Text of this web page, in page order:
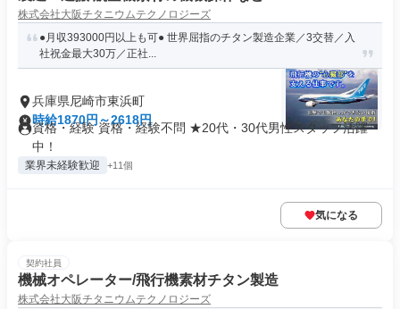
株式会社大阪チタニウムテクノロジーズ
●月収393000円以上も可● 世界屈指のチタン製造企業／3交替／入
社祝金最大30万／正社...
兵庫県尼崎市東浜町
時給1870円～2618円
資格・経験 資格・経験不問 ★20代・30代男性スタッフ活躍
中！
業界未経験歓迎 +11個
気になる
契約社員
機械オペレーター/飛行機素材チタン製造
株式会社大阪チタニウムテクノロジーズ